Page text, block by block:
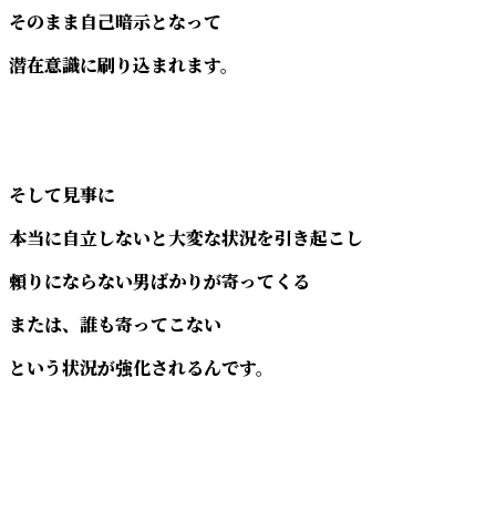
そのまま自己暗示となって
潜在意識に刷り込まれます。
そして見事に
本当に自立しないと大変な状況を引き起こし
頼りにならない男ばかりが寄ってくる
または、誰も寄ってこない
という状況が強化されるんです。